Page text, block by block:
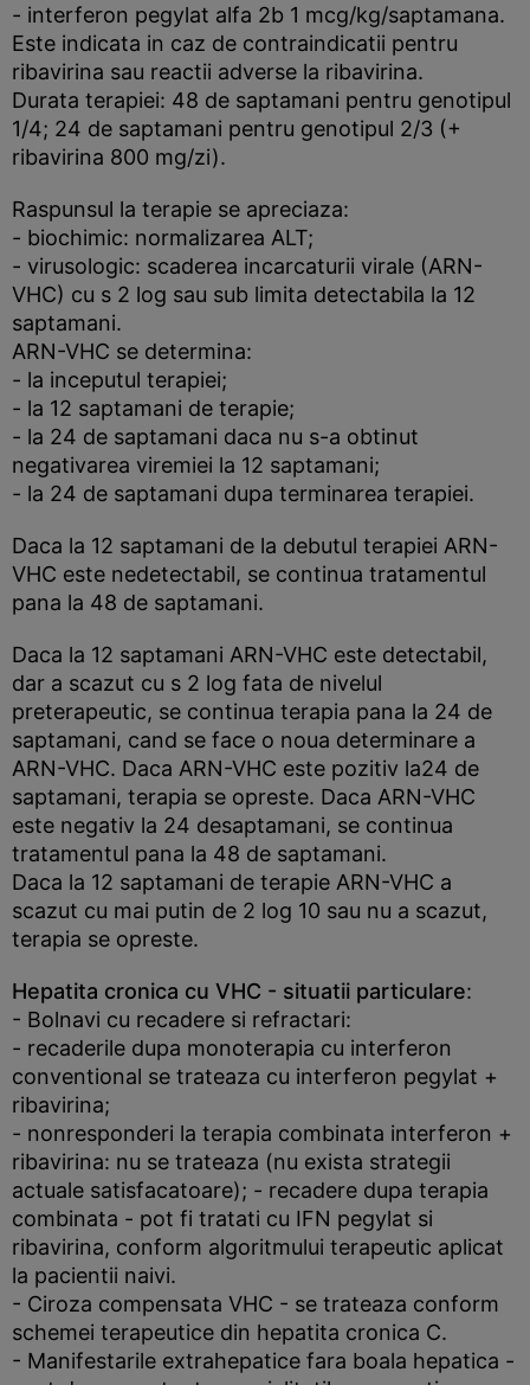
- interferon pegylat alfa 2b 1 mcg/kg/saptamana.
Este indicata in caz de contraindicatii pentru
ribavirina sau reactii adverse la ribavirina.
Durata terapiei: 48 de saptamani pentru genotipul
1/4; 24 de saptamani pentru genotipul 2/3 (+
ribavirina 800 mg/zi).
Raspunsul la terapie se apreciaza:
- biochimic: normalizarea ALT;
- virusologic: scaderea incarcaturii virale (ARN-
VHC) cu s 2 log sau sub limita detectabila la 12
saptamani.
ARN-VHC se determina:
- la inceputul terapiei;
- la 12 saptamani de terapie;
- la 24 de saptamani daca nu s-a obtinut
negativarea viremiei la 12 saptamani;
- la 24 de saptamani dupa terminarea terapiei.
Daca la 12 saptamani de la debutul terapiei ARN-
VHC este nedetectabil, se continua tratamentul
pana la 48 de saptamani.
Daca la 12 saptamani ARN-VHC este detectabil,
dar a scazut cu s 2 log fata de nivelul
preterapeutic, se continua terapia pana la 24 de
saptamani, cand se face o noua determinare a
ARN-VHC. Daca ARN-VHC este pozitiv la24 de
saptamani, terapia se opreste. Daca ARN-VHC
este negativ la 24 desaptamani, se continua
tratamentul pana la 48 de saptamani.
Daca la 12 saptamani de terapie ARN-VHC a
scazut cu mai putin de 2 log 10 sau nu a scazut,
terapia se opreste.
Hepatita cronica cu VHC - situatii particulare:
- Bolnavi cu recadere si refractari:
- recaderile dupa monoterapia cu interferon
conventional se trateaza cu interferon pegylat +
ribavirina;
- nonresponderi la terapia combinata interferon +
ribavirina: nu se trateaza (nu exista strategii
actuale satisfacatoare); - recadere dupa terapia
combinata - pot fi tratati cu IFN pegylat si
ribavirina, conform algoritmului terapeutic aplicat
la pacientii naivi.
- Ciroza compensata VHC - se trateaza conform
schemei terapeutice din hepatita cronica C.
- Manifestarile extrahepatice fara boala hepatica -